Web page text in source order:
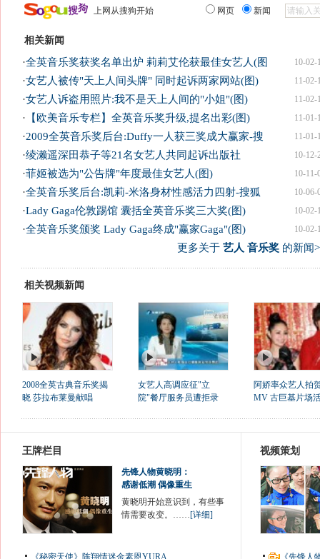
上网从搜狗开始 网页 新闻
相关新闻
10-02-
·全英音乐奖获奖名单出炉 莉莉艾伦获最佳女艺人(图
11-02-
·女艺人被传"天上人间头牌" 同时起诉两家网站(图)
11-02-
·女艺人诉盗用照片:我不是天上人间的"小姐"(图)
11-01-
· 【欧美音乐专栏】全英音乐奖升级,提名出彩(图)
11-01-
·2009全英音乐奖后台:Duffy一人获三奖成大赢家-搜
10-12-
·绫濑遥深田恭子等21名女艺人共同起诉出版社
10-11-
·菲姬被选为"公告牌"年度最佳女艺人(图)
10-06-
·全英音乐奖后台:凯莉-米洛身材性感活力四射-搜狐
10-02-
·Lady Gaga伦敦踢馆 囊括全英音乐奖三大奖(图)
10-02-
·全英音乐奖颁奖 Lady Gaga终成"赢家Gaga"(图)
更多关于 艺人 音乐奖的新闻
相关视频新闻
2008全英古典音乐奖揭
晓 莎拉布莱曼献唱
女艺人高调应征"立
院"餐厅服务员遭拒录
阿娇率众艺人拍
MV 古巨基片场
王牌栏目
先锋人物黄晓明：
感谢低潮 偶像重生
黄晓明开始意识到，有些事
情需要改变。……[详细]
《秘密天使》陈翔情迷金素恩YURA
视频策划
《先锋